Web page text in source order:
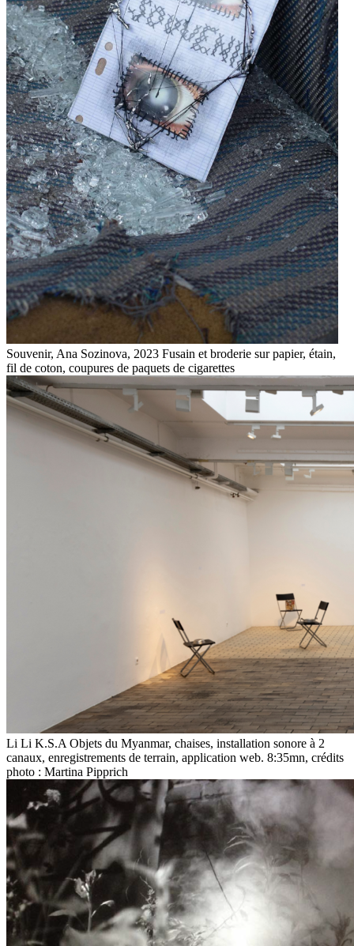
Souvenir, Ana Sozinova, 2023 Fusain et broderie sur papier, étain,
fil de coton, coupures de paquets de cigarettes
Li Li K.S.A Objets du Myanmar, chaises, installation sonore à 2
canaux, enregistrements de terrain, application web. 8:35mn, crédits
photo : Martina Pipprich